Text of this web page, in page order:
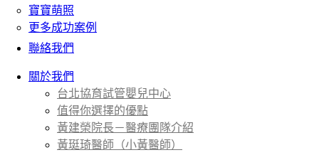
寶寶萌照
更多成功案例
聯絡我們
關於我們
台北協育試管嬰兒中心
值得你選擇的優點
黃建榮院長－醫療團隊介紹
黃珽琦醫師（小黃醫師）